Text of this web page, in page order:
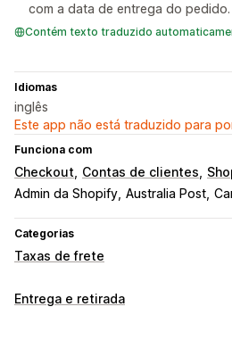
com a data de entrega do pedido.
Contém texto traduzido
Idiomas
inglês
Este app não está traduzido para
Funciona com
Checkout Contas de clientes
Admin da Shopify Australia Post
Categorias
Taxas de frete
Cálculo de taxa
Entrega e retirada